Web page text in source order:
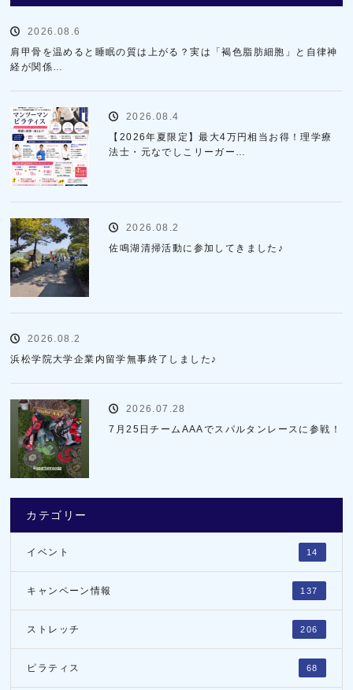
2026.08.6
肩甲骨を温めると睡眠の質は上がる？実は「褐色脂肪細胞」と自律神
経が関係…
2026.08.4
【2026年夏限定】最大4万円相当お得！理学療
法士・元なでしこリーガー…
2026.08.2
佐鳴湖清掃活動に参加してきました♪
2026.08.2
浜松学院大学企業内留学無事終了しました♪
2026.07.28
7月25日チームAAAでスパルタンレースに参戦！
カテゴリー
イベント 14
キャンペーン情報 137
ストレッチ 206
ピラティス 68